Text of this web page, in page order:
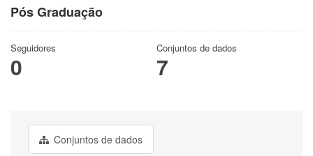
Pós Graduação
Seguidores
0
Conjuntos de dados
7
Conjuntos de dados